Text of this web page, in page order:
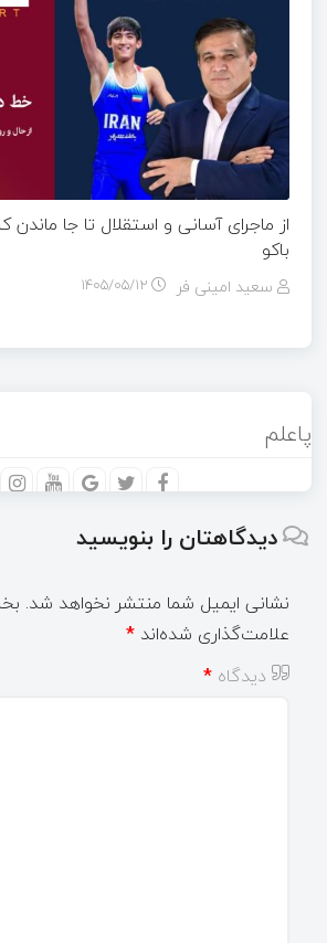
از ماجرای آسانی و استقلال تا جا ماندن
باکو
سعید امینی فر ۱۴۰۵/۰۵/۱۲
پاعلم
دیدگاهتان را بنویسید
نشانی ایمیل شما منتشر نخواهد شد.
علامت‌گذاری شده‌اند *
دیدگاه *